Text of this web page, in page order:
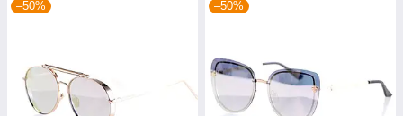
–50% –50%